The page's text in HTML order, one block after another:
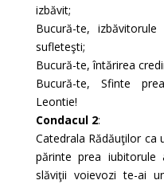
izbăvit;
Bucură-te,
sufleteşti;
Bucură-te, întărirea
Bucură-te, Sfinte
Leontie!
Condacul 2:
Catedrala Rădăuţilor
părinte prea
slăviţii voievozi te-ai